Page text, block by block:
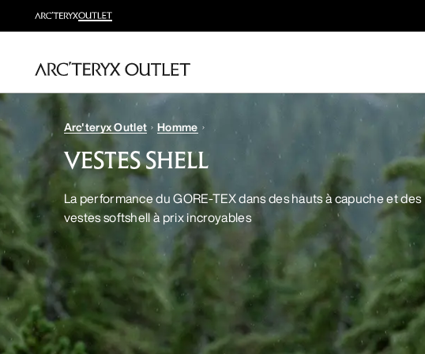
Arc'teryx Outlet Homme
VESTES SHELL
La performance du GORE-TEX dans des hauts à capuche et des
vestes softshell à prix incroyables